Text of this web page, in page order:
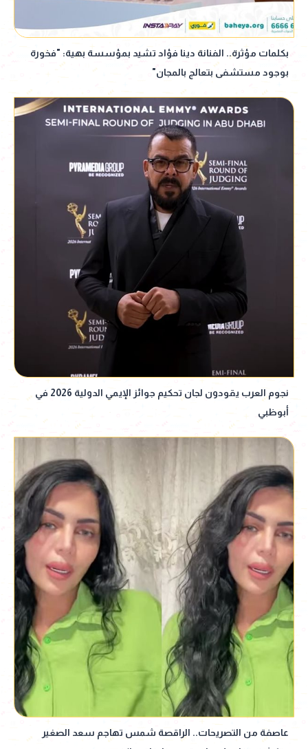
بكلمات مؤثرة.. الفنانة دينا فؤاد تشيد بمؤسسة بهية: "فخورة
بوجود مستشفى بتعالج بالمجان"
نجوم العرب يقودون لجان تحكيم جوائز الإيمي الدولية 2026 في
أبوظبي
عاصفة من التصريحات.. الراقصة شمس تهاجم سعد الصغير